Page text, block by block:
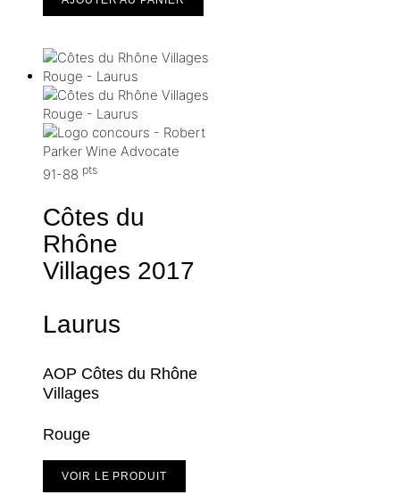
91-88 pts
Côtes du
Rhône
Villages 2017
Laurus
AOP Côtes du Rhône
Villages
Rouge
VOIR LE PRODUIT